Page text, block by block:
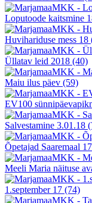
Loputoode kaitsmine
Huvihariduse mess 18
Üllatav leid 2018 (40)
Maiu ilus päev (59)
EV100
Salvestamine 3.01.18
Õpetajad Saaremaal 17
Meeli Maria näituse
1.september 17 (74)